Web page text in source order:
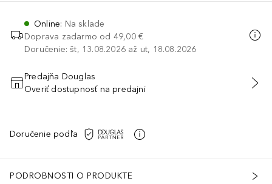
Online: Na sklade
Doprava zadarmo od 49,00 €
Doručenie: št, 13.08.2026 až ut, 18.08.2026
PRIDAŤ DO KOŠÍKA
Predajňa Douglas
Overiť dostupnosť na predajni
Doručenie podľa
PODROBNOSTI O PRODUKTE